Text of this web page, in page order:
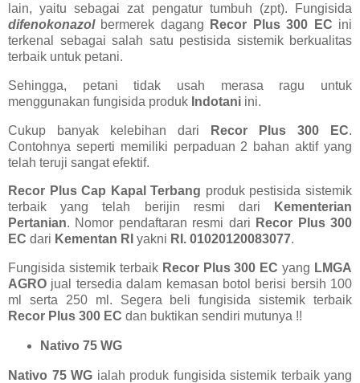
lain, yaitu sebagai zat pengatur tumbuh (zpt). Fungisida
difenokonazol bermerek dagang Recor Plus 300 EC ini
terkenal sebagai salah satu pestisida sistemik berkualitas
terbaik untuk petani.
Sehingga, petani tidak usah merasa ragu untuk
menggunakan fungisida produk Indotani ini.
Cukup banyak kelebihan dari Recor Plus 300 EC.
Contohnya seperti memiliki perpaduan 2 bahan aktif yang
telah teruji sangat efektif.
Recor Plus Cap Kapal Terbang produk pestisida sistemik
terbaik yang telah berijin resmi dari
Kementerian
Pertanian. Nomor pendaftaran resmi dari Recor Plus 300
EC dari Kementan RI yakni RI. 01020120083077.
Fungisida sistemik terbaik Recor Plus 300 EC yang LMGA
AGRO jual tersedia dalam kemasan botol berisi bersih 100
ml serta 250 ml. Segera beli fungisida sistemik terbaik
Recor Plus 300 EC dan buktikan sendiri mutunya !!
Nativo 75 WG
Nativo 75 WG ialah produk fungisida sistemik terbaik yang